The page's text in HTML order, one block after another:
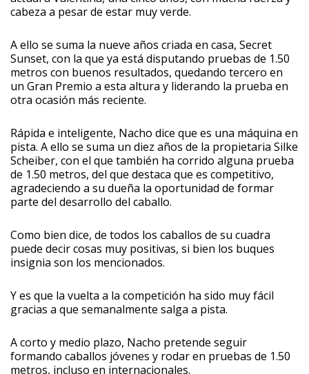
cabeza a pesar de estar muy verde.
A ello se suma la nueve años criada en casa, Secret
Sunset, con la que ya está disputando pruebas de 1.50
metros con buenos resultados, quedando tercero en
un Gran Premio a esta altura y liderando la prueba en
otra ocasión más reciente.
Rápida e inteligente, Nacho dice que es una máquina en
pista. A ello se suma un diez años de la propietaria Silke
Scheiber, con el que también ha corrido alguna prueba
de 1.50 metros, del que destaca que es competitivo,
agradeciendo a su dueña la oportunidad de formar
parte del desarrollo del caballo.
Como bien dice, de todos los caballos de su cuadra
puede decir cosas muy positivas, si bien los buques
insignia son los mencionados.
Y es que la vuelta a la competición ha sido muy fácil
gracias a que semanalmente salga a pista.
A corto y medio plazo, Nacho pretende seguir
formando caballos jóvenes y rodar en pruebas de 1.50
metros, incluso en internacionales.